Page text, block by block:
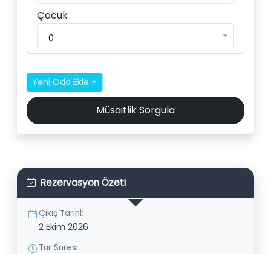
Çocuk
0
Yeni Oda Ekle +
Müsaitlik Sorgula
Rezervasyon Özeti
Çıkış Tarihi:
2 Ekim 2026
Tur Süresi: